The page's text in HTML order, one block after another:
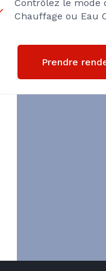
Contrôlez le mode
Chauffage ou Eau
Prendre